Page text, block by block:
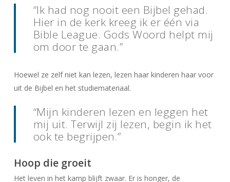
“Ik had nog nooit een Bijbel gehad.
Hier in de kerk kreeg ik er één via
Bible League. Gods Woord helpt mij
om door te gaan.”
Hoewel ze zelf niet kan lezen, lezen haar kinderen haar voor
uit de Bijbel en het studiemateriaal.
“Mijn kinderen lezen en leggen het
mij uit. Terwijl zij lezen, begin ik het
ook te begrijpen.”
Hoop die groeit
Het leven in het kamp blijft zwaar. Er is honger, de